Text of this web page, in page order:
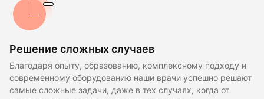
Решение сложных случаев
Благодаря опыту, образованию, комплексному подходу и
современному оборудованию наши врачи успешно решают
самые сложные задачи, даже в тех случаях, когда от